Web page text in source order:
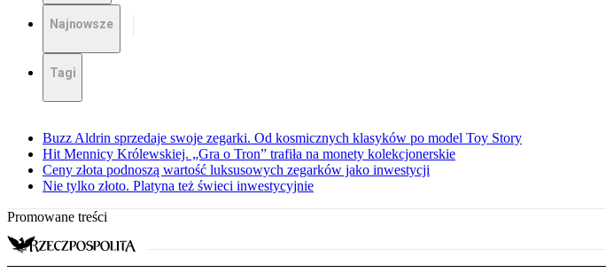
Najnowsze
Tagi
Buzz Aldrin sprzedaje swoje zegarki. Od kosmicznych klasyków po model Toy Story
Hit Mennicy Królewskiej. „Gra o Tron” trafiła na monety kolekcjonerskie
Ceny złota podnoszą wartość luksusowych zegarków jako inwestycji
Nie tylko złoto. Platyna też świeci inwestycyjnie
Promowane treści